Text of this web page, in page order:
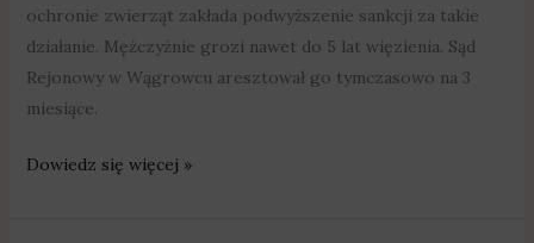
ochronie zwierząt zakłada podwyższenie sankcji za takie
działanie. Mężczyźnie grozi nawet do 5 lat więzienia. Sąd
Rejonowy w Wągrowcu aresztował go tymczasowo na 3
miesiące.
Dowiedz się więcej »